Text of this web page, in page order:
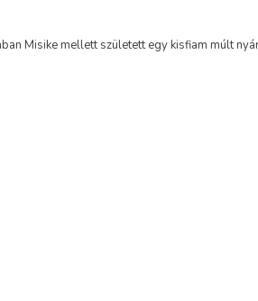
Misike mellett született egy kisfiam múlt